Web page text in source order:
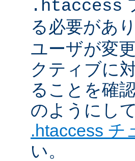
.htaccess
る必要があ
ユーザが変
クティブに
ることを確
のようにし
.htaccess チ
い。